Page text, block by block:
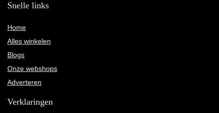
Snelle links
Home
Alles winkelen
Blogs
Onze webshops
Adverteren
Verklaringen